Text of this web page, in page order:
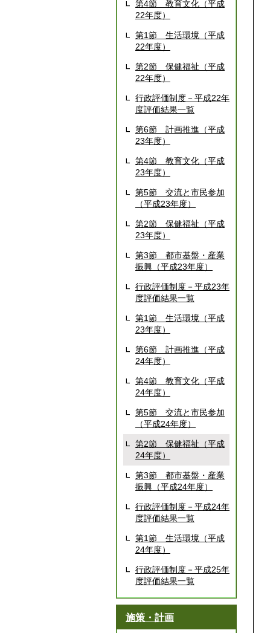
第4節 教育文化（平成
22年度）
第1節 生活環境（平成
22年度）
第2節 保健福祉（平成
22年度）
行政評価制度－平成22年
度評価結果一覧
第6節 計画推進（平成
23年度）
第4節 教育文化（平成
23年度）
第5節 交流と市民参加
（平成23年度）
第2節 保健福祉（平成
23年度）
第3節 都市基盤・産業
振興（平成23年度）
行政評価制度－平成23年
度評価結果一覧
第1節 生活環境（平成
23年度）
第6節 計画推進（平成
24年度）
第4節 教育文化（平成
24年度）
第5節 交流と市民参加
（平成24年度）
第2節 保健福祉（平成
24年度）
第3節 都市基盤・産業
振興（平成24年度）
行政評価制度－平成24年
度評価結果一覧
第1節 生活環境（平成
24年度）
行政評価制度－平成25年
度評価結果一覧
施策・計画